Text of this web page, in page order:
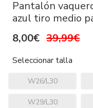
Pantalón
azul tiro medio
8,00€ 39,99€
Seleccionar talla
W26/L30
W29/L30